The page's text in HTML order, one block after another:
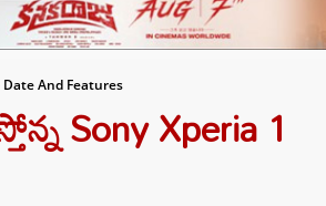
Date And Features
Sony Xperia 1